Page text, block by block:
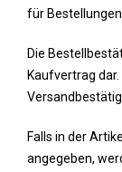
für Bestellungen
Die
Kaufvertrag
Falls in der
angegeben,